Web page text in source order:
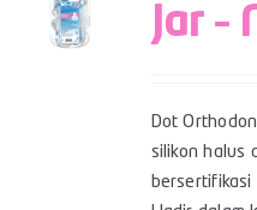
Jar –
Dot
silikon halus
bersertifikasi